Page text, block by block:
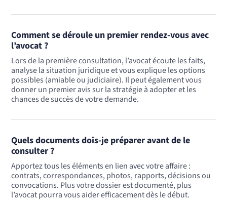
Comment se déroule un premier rendez-vous avec
l’avocat ?
Lors de la première consultation, l’avocat écoute les faits,
analyse la situation juridique et vous explique les options
possibles (amiable ou judiciaire). Il peut également vous
donner un premier avis sur la stratégie à adopter et les
chances de succès de votre demande.
Quels documents dois-je préparer avant de le
consulter ?
Apportez tous les éléments en lien avec votre affaire :
contrats, correspondances, photos, rapports, décisions ou
convocations. Plus votre dossier est documenté, plus
l’avocat pourra vous aider efficacement dès le début.